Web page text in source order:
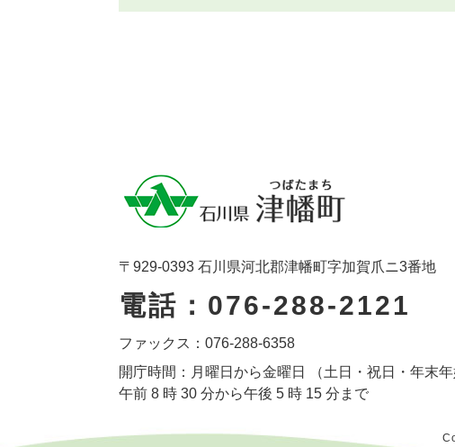
〒929-0393 石川県河北郡津幡町字加賀爪ニ3番地
電話：076-288-2121
ファックス：076-288-6358
開庁時間：月曜日から金曜日 （土日・祝日・年末年
午前 8 時 30 分から午後 5 時 15 分まで